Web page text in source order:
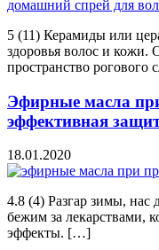
5 (11) Керамиды или
здоровья волос и кожи.
пространство
Эфирные масла
эффективная
18.01.2020
4.8 (4) Разгар зимы,
бежим за лекарствами,
эффекты. […]